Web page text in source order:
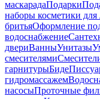
маскарадаПодарки
наборы косметики для
бритьяОформление
водоснабжение
двериВанныУнитазы
смесителями
гарнитурыБиде
гидромассажем
насосыПроточные